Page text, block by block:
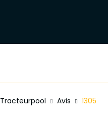
Tracteurpool Avis 1305